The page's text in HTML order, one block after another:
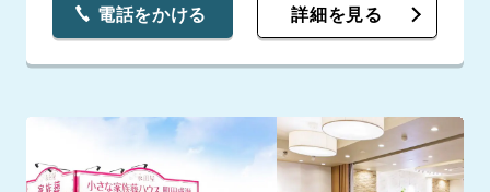
電話をかける 詳細を見る